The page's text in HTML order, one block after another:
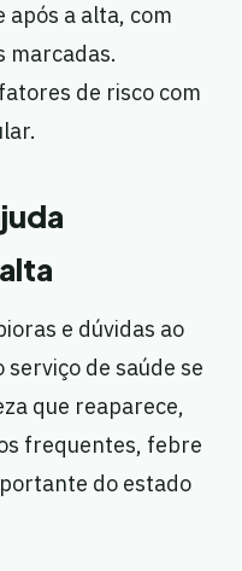
após a alta, com
marcadas.
de risco com
e dúvidas ao
de saúde se
que reaparece,
frequentes, febre
do estado